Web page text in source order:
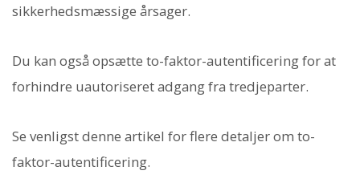
sikkerhedsmæssige årsager.
Du kan også opsætte to-faktor-autentificering for at
forhindre uautoriseret adgang fra tredjeparter.
Se venligst denne artikel for flere detaljer om to-
faktor-autentificering.